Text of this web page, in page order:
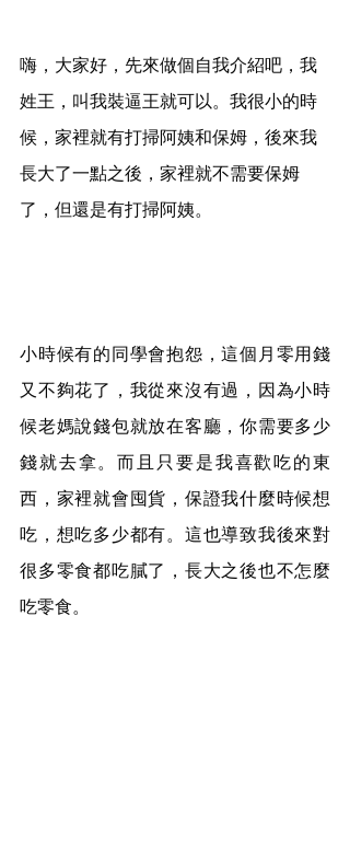
嗨，大家好，先來做個自我介紹吧，我
姓王，叫我裝逼王就可以。我很小的時
候，家裡就有打掃阿姨和保姆，後來我
長大了一點之後，家裡就不需要保姆
了，但還是有打掃阿姨。
小時候有的同學會抱怨，這個月零用錢
又不夠花了，我從來沒有過，因為小時
候老媽說錢包就放在客廳，你需要多少
錢就去拿。而且只要是我喜歡吃的東
西，家裡就會囤貨，保證我什麼時候想
吃，想吃多少都有。這也導致我後來對
很多零食都吃膩了，長大之後也不怎麼
吃零食。